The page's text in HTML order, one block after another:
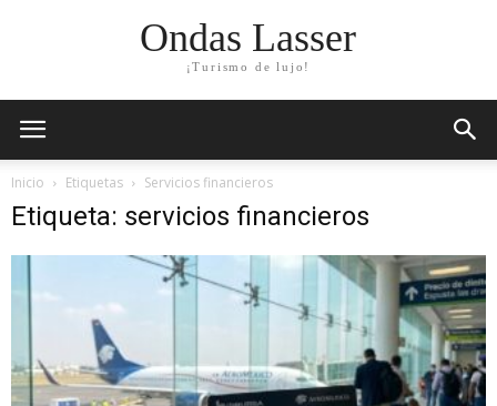
Ondas Lasser
¡Turismo de lujo!
Inicio Etiquetas Servicios financieros
Etiqueta: servicios financieros